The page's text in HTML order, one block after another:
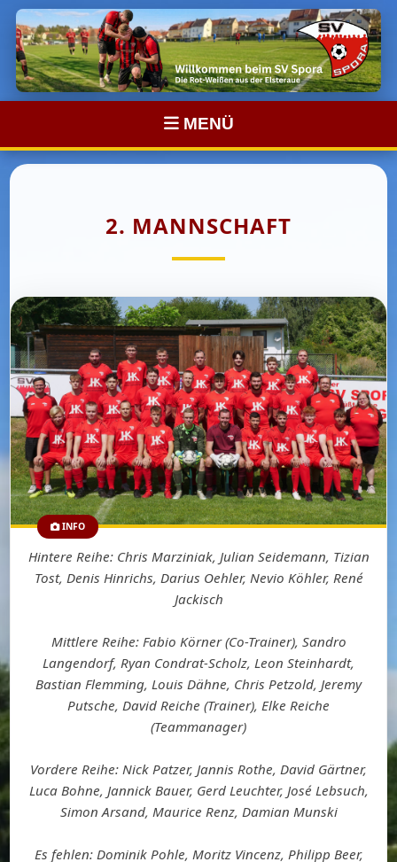
MENÜ
2. MANNSCHAFT
INFO
Hintere Reihe: Chris Marziniak, Julian Seidemann, Tizian
Tost, Denis Hinrichs, Darius Oehler, Nevio Köhler, René
Jackisch
Mittlere Reihe: Fabio Körner (Co-Trainer), Sandro
Langendorf, Ryan Condrat-Scholz, Leon Steinhardt,
Bastian Flemming, Louis Dähne, Chris Petzold, Jeremy
Putsche, David Reiche (Trainer), Elke Reiche
(Teammanager)
Vordere Reihe: Nick Patzer, Jannis Rothe, David Gärtner,
Luca Bohne, Jannick Bauer, Gerd Leuchter, José Lebsuch,
Simon Arsand, Maurice Renz, Damian Munski
Es fehlen: Dominik Pohle, Moritz Vincenz, Philipp Beer,